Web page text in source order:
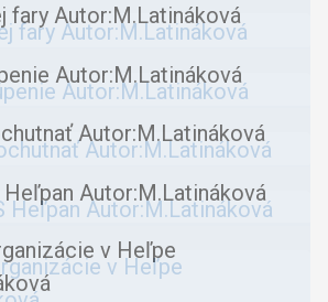
fary Autor:M.Latináková
Autor:M.Latináková
Autor:M.Latináková
Autor:M.Latináková
v Heľpe